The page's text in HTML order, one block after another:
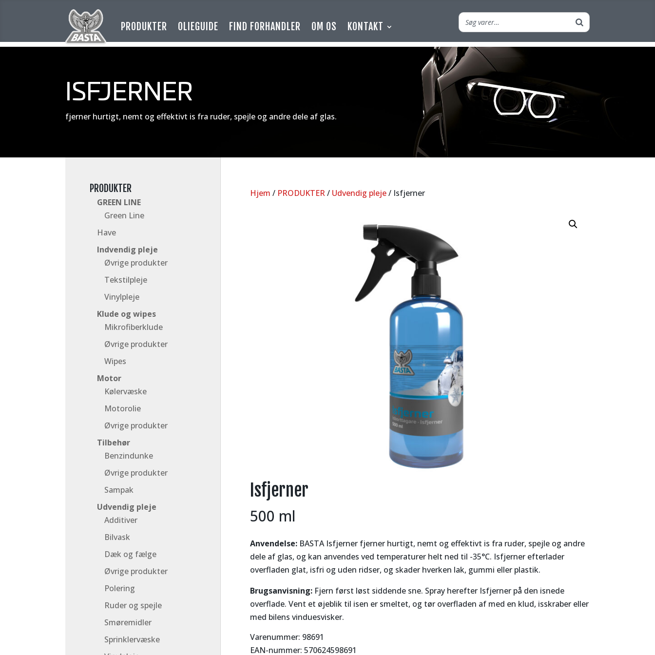
PRODUKTER OLIEGUIDE FIND FORHANDLER OM OS KONTAKT
ISFJERNER
fjerner hurtigt, nemt og effektivt is fra ruder, spejle og andre dele af glas.
PRODUKTER
GREEN LINE
Green Line
Have
Indvendig pleje
Øvrige produkter
Tekstilpleje
Vinylpleje
Klude og wipes
Mikrofiberklude
Øvrige produkter
Wipes
Motor
Kølervæske
Motorolie
Øvrige produkter
Tilbehør
Benzindunke
Øvrige produkter
Sampak
Udvendig pleje
Additiver
Bilvask
Dæk og fælge
Øvrige produkter
Polering
Ruder og spejle
Smøremidler
Sprinklervæske
Hjem / PRODUKTER/ Udvendig pleje/ Isfjerner
Isfjerner
500 ml
Anvendelse: BASTA Isfjerner fjerner hurtigt, nemt og effektivt is fra ruder, spejle og andre
dele af glas, og kan anvendes ved temperaturer helt ned til -35°C. Isfjerner efterlader
overfladen glat, isfri og uden ridser, og skader hverken lak, gummi eller plastik.
Brugsanvisning:Fjern først løst siddende sne. Spray herefter Isfjerner på den isnede
overflade. Vent et øjeblik til isen er smeltet, og tør overfladen af med en klud, isskraber eller
med bilens vinduesvisker.
Varenummer: 98691
EAN-nummer: 570624598691